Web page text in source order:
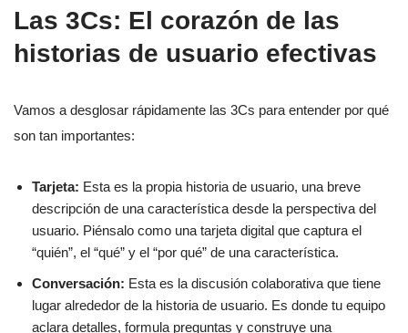
Las 3Cs: El corazón de las
historias de usuario efectivas
Vamos a desglosar rápidamente las 3Cs para entender por qué
son tan importantes:
Tarjeta: Esta es la propia historia de usuario, una breve
descripción de una característica desde la perspectiva del
usuario. Piénsalo como una tarjeta digital que captura el
“quién”, el “qué” y el “por qué” de una característica.
Conversación: Esta es la discusión colaborativa que tiene
lugar alrededor de la historia de usuario. Es donde tu equipo
aclara detalles, formula preguntas y construye una